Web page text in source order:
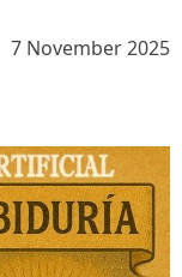
7 November 2025